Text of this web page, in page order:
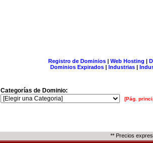
Registro de Dominios| Web Hosting |
Dominios Expirados | Industrias |
Categorías de Dominio:
[Pág.
** Precios